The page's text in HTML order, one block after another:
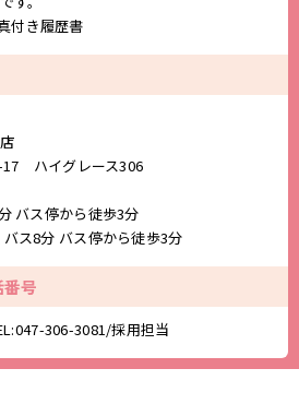
付き履歴書
17 ハイグレース306
バス停から徒歩3分
ス8分 バス停から徒歩3分
号
047-306-3081 /採用担当